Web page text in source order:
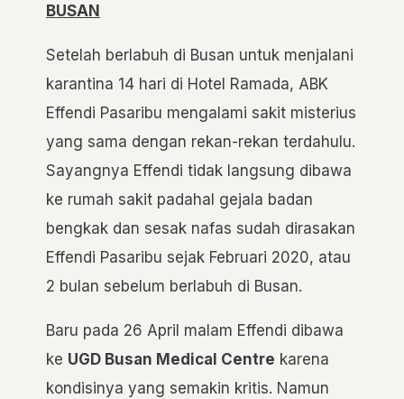
BUSAN
Setelah berlabuh di Busan untuk menjalani
karantina 14 hari di Hotel Ramada, ABK
Effendi Pasaribu mengalami sakit misterius
yang sama dengan rekan-rekan terdahulu.
Sayangnya Effendi tidak langsung dibawa
ke rumah sakit padahal gejala badan
bengkak dan sesak nafas sudah dirasakan
Effendi Pasaribu sejak Februari 2020, atau
2 bulan sebelum berlabuh di Busan.
Baru pada 26 April malam Effendi dibawa
ke UGD Busan Medical Centre karena
kondisinya yang semakin kritis. Namun